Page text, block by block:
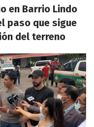
en Barrio Lindo
paso que sigue
del terreno